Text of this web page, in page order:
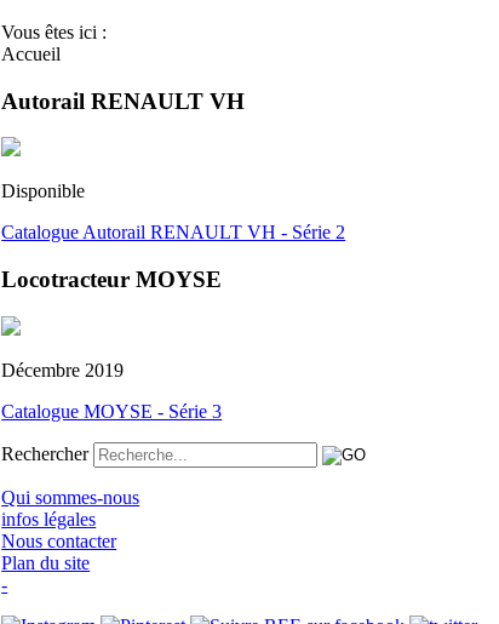
Vous êtes ici :
Accueil
Autorail RENAULT VH
Disponible
Catalogue Autorail RENAULT VH - Série 2
Locotracteur MOYSE
Décembre 2019
Catalogue MOYSE - Série 3
Rechercher
Qui sommes-nous
infos légales
Nous contacter
Plan du site
-